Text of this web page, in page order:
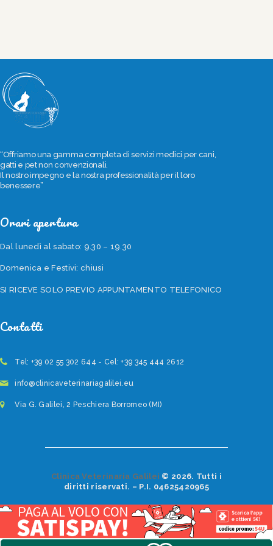
“Offriamo una gamma completa di servizi medici per cani,
gatti e pet non convenzionali.
Il nostro impegno e la nostra professionalità per il loro
benessere”
Orari apertura
Dal lunedì al sabato: 9.30 – 19.30
Domenica e Festivi: chiusi
SI RICEVE SOLO PREVIO APPUNTAMENTO TELEFONICO
Contatti
Tel: +39 02 55 302 644 - Cel: +39 345 444 2612
info@clinicaveterinariagalilei.eu
Via G. Galilei, 2 Peschiera Borromeo (MI)
Clinica Veterinaria Galilei © 2026. Tutti i
diritti riservati. – P.I. 04625420965